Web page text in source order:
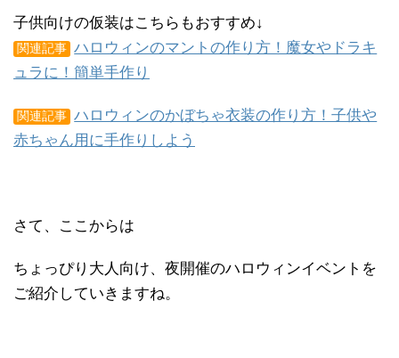
子供向けの仮装はこちらもおすすめ↓
関連記事 ハロウィンのマントの作り方！魔女やドラキ
ュラに！簡単手作り
関連記事 ハロウィンのかぼちゃ衣装の作り方！子供や
赤ちゃん用に手作りしよう
さて、ここからは
ちょっぴり大人向け、夜開催のハロウィンイベントを
ご紹介していきますね。